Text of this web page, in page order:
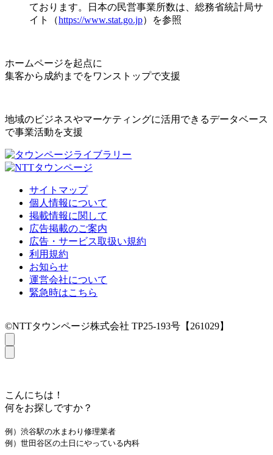
ております。日本の民営事業所数は、総務省統計局サ
イト（https://www.stat.go.jp）を参照
ホームページを起点に
集客から成約までをワンストップで支援
地域のビジネスやマーケティングに活用できるデータベース
で事業活動を支援
サイトマップ
個人情報について
掲載情報に関して
広告掲載のご案内
広告・サービス取扱い規約
利用規約
お知らせ
運営会社について
緊急時はこちら
©NTTタウンページ株式会社 TP25-193号【261029】
こんにちは！
何をお探しですか？
例）渋谷駅の水まわり修理業者
例）世田谷区の土日にやっている内科